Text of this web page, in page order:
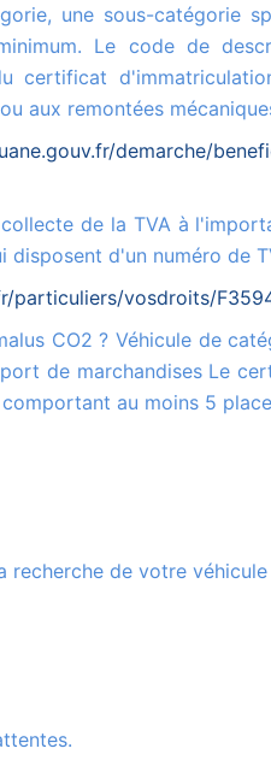
une sous-catégorie
Le code de
certificat
aux remontées
demarche/
d'un numéro de
particuliers/vosdroits/
de marchandises Le
au moins 5
recherche de votre